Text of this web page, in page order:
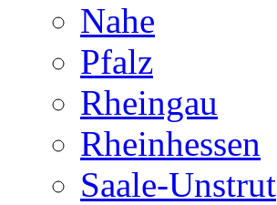
Nahe
Pfalz
Rheingau
Rheinhessen
Saale-Unstrut